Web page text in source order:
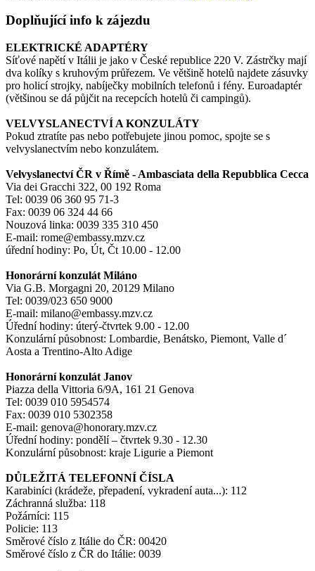
Doplňující info k zájezdu
ELEKTRICKÉ ADAPTÉRY
Síťové napětí v Itálii je jako v České republice 220 V. Zástrčky mají
dva kolíky s kruhovým průřezem. Ve většině hotelů najdete zásuvky
pro holicí strojky, nabíječky mobilních telefonů i fény. Euroadaptér
(většinou se dá půjčit na recepcích hotelů či campingů).
VELVYSLANECTVÍ A KONZULÁTY
Pokud ztratíte pas nebo potřebujete jinou pomoc, spojte se s
velvyslanectvím nebo konzulátem.
Velvyslanectví ČR v Římě - Ambasciata della Repubblica Cecca
Via dei Gracchi 322, 00 192 Roma
Tel: 0039 06 360 95 71-3
Fax: 0039 06 324 44 66
Nouzová linka: 0039 335 310 450
E-mail: rome@embassy.mzv.cz
úřední hodiny: Po, Út, Čt 10.00 - 12.00
Honorární konzulát Miláno
Via G.B. Morgagni 20, 20129 Milano
Tel: 0039/023 650 9000
E-mail: milano@embassy.mzv.cz
Úřední hodiny: úterý-čtvrtek 9.00 - 12.00
Konzulární působnost: Lombardie, Benátsko, Piemont, Valle d´
Aosta a Trentino-Alto Adige
Honorární konzulát Janov
Piazza della Vittoria 6/9A, 161 21 Genova
Tel: 0039 010 5954574
Fax: 0039 010 5302358
E-mail: genova@honorary.mzv.cz
Úřední hodiny: pondělí – čtvrtek 9.30 - 12.30
Konzulární působnost: kraje Ligurie a Piemont
DŮLEŽITÁ TELEFONNÍ ČÍSLA
Karabiníci (krádeže, přepadení, vykradení auta...): 112
Záchranná služba: 118
Požárníci: 115
Policie: 113
Směrové číslo z Itálie do ČR: 00420
Směrové číslo z ČR do Itálie: 0039